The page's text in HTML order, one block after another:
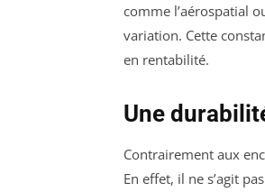
comme l’aérospatial
variation. Cette
en rentabilité.
Une
Contrairement aux
En effet, il ne s’agit